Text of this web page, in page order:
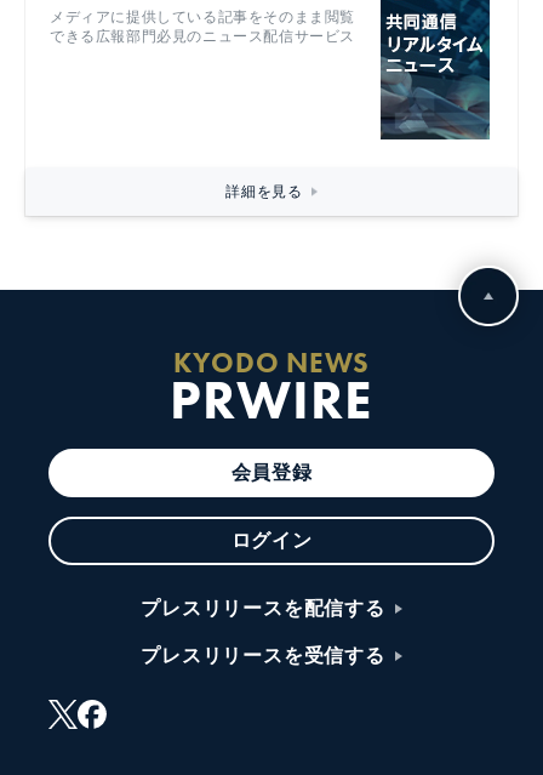
メディアに提供している記事をそのまま閲覧
できる広報部門必見のニュース配信サービス
詳細を見る
KYODO NEWS
PRWIRE
会員登録
ログイン
プレスリリースを配信する
プレスリリースを受信する